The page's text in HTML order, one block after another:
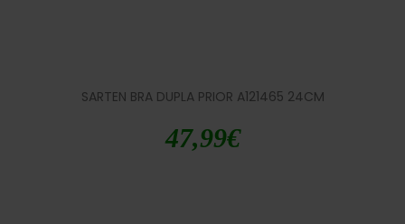
SARTEN BRA DUPLA PRIOR A121465 24CM
47,99€